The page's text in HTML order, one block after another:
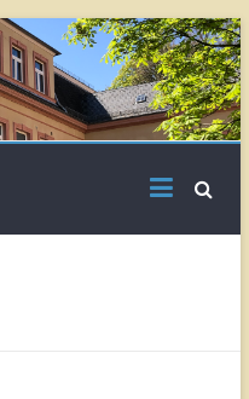
Bruchsal